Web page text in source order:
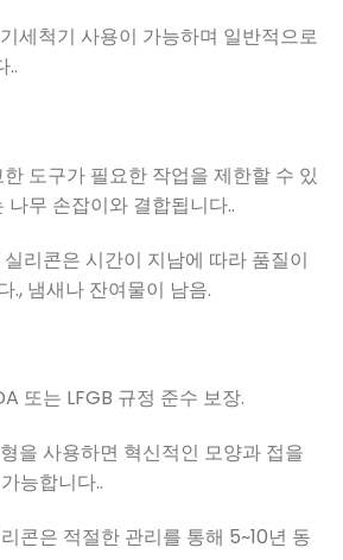
세척기 사용이 가능하며 일반적으로
..
도구가 필요한 작업을 제한할 수 있
나무 손잡이와 결합됩니다..
리콘은 시간이 지남에 따라 품질이
., 냄새나 잔여물이 남음.
또는 LFGB 규정 준수 보장.
을 사용하면 혁신적인 모양과 접을
능합니다..
콘은 적절한 관리를 통해 5~10년 동